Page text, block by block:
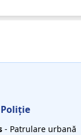
- Patrulare urbană